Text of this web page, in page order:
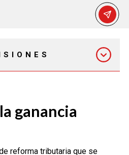
7:00 PM
ganancia
reforma tributaria que se